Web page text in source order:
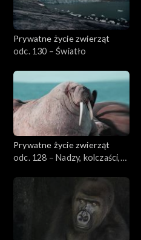
Prywatne życie zwierząt
odc. 130 – Światło
Prywatne życie zwierząt
odc. 128 – Nadzy, kolczaści,